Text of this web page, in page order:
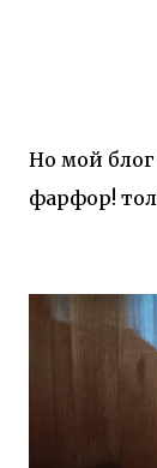
Но мой
фарфор!